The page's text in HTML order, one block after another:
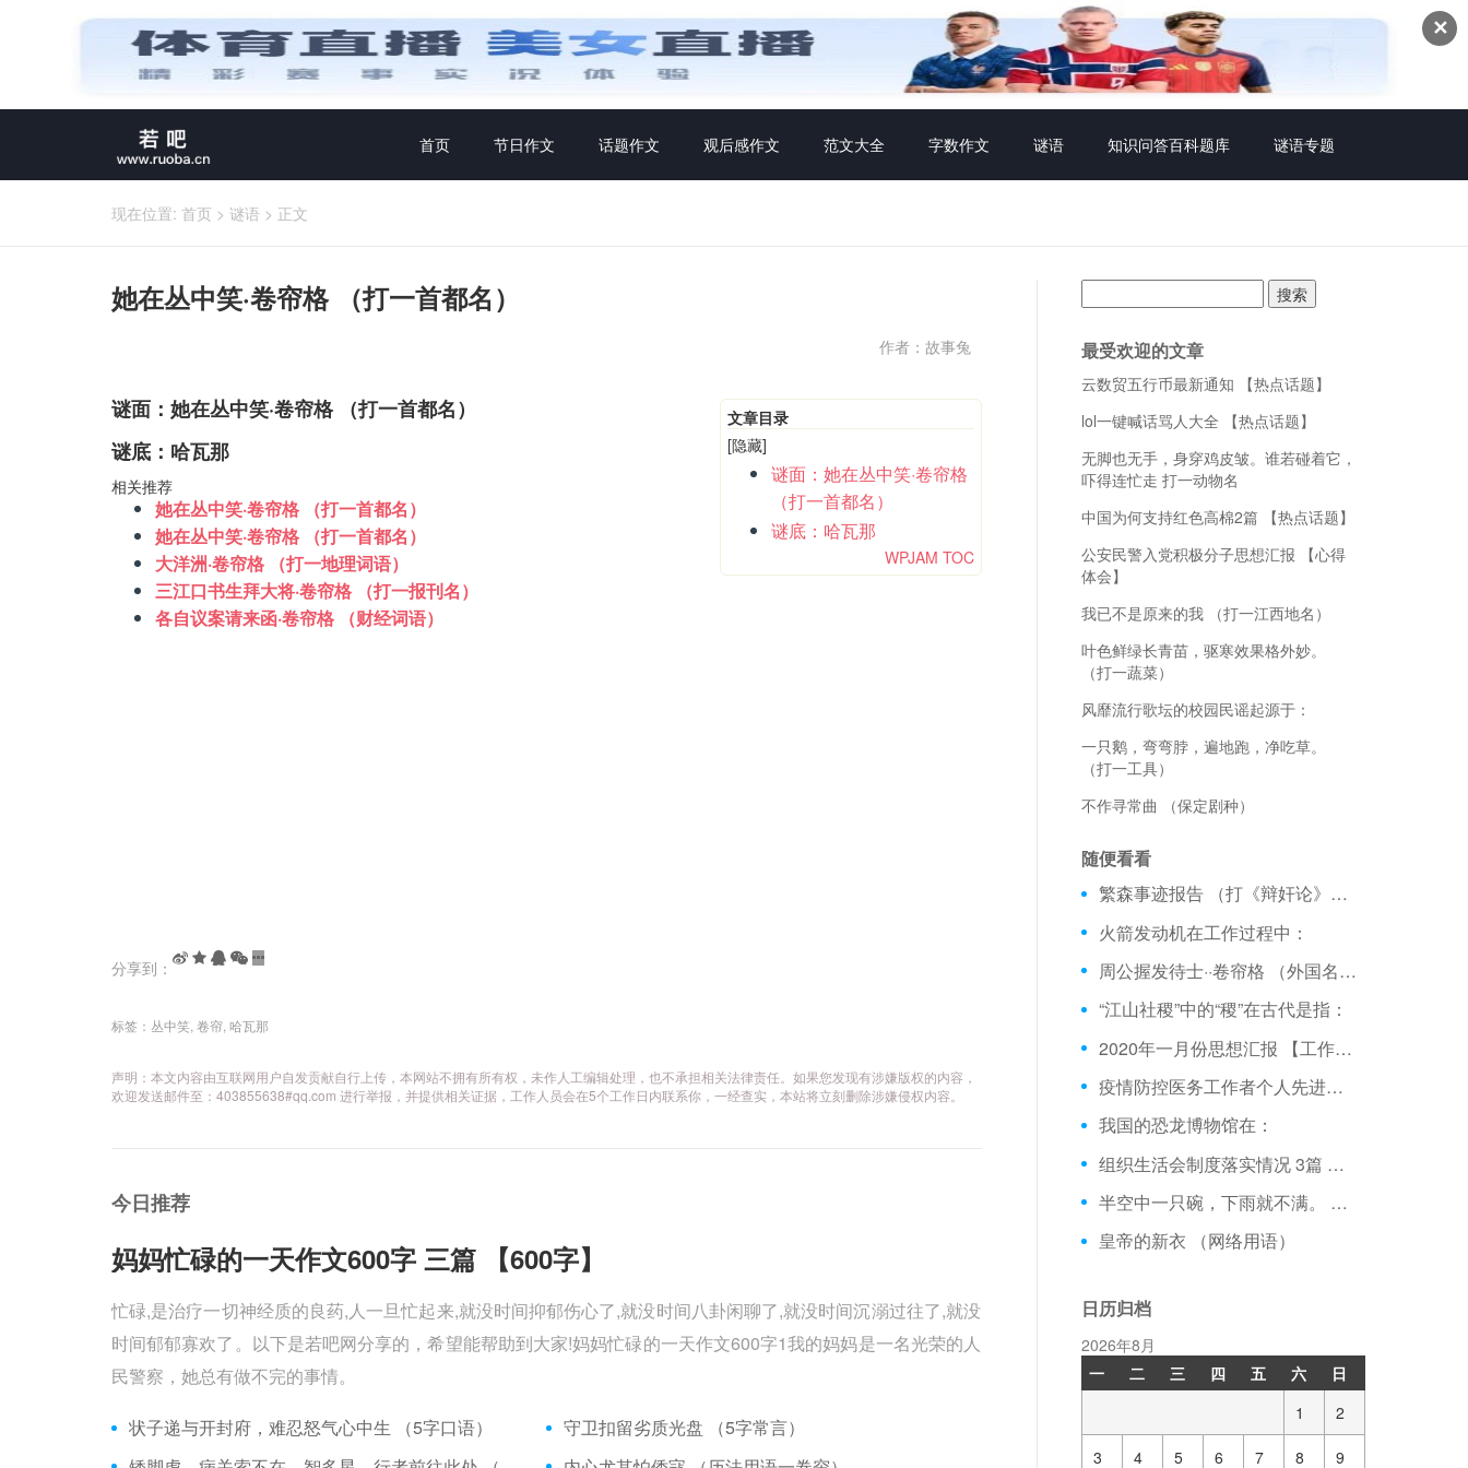
✕
首页 节日作文 话题作文 观后感作文 范文大全 字数作文 谜语 知识问答百科题库 谜语专题
现在位置: 首页 > 谜语 > 正文
她在丛中笑·卷帘格 （打一首都名）
作者：故事兔
文章目录
[隐藏]
谜面：她在丛中笑·卷帘格
（打一首都名）
谜底：哈瓦那
WPJAM TOC
谜面：她在丛中笑·卷帘格 （打一首都名）
谜底：哈瓦那
相关推荐
她在丛中笑·卷帘格 （打一首都名）
她在丛中笑·卷帘格 （打一首都名）
大洋洲·卷帘格 （打一地理词语）
三江口书生拜大将·卷帘格 （打一报刊名）
各自议案请来函·卷帘格 （财经词语）
分享到：
标签： 丛中笑 卷帘 哈瓦那
声明：本文内容由互联网用户自发贡献自行上传，本网站不拥有所有权，未作人工编辑处理，也不承担相关法律责任。如果您发现有涉嫌版权的内容，
欢迎发送邮件至：403855638#qq.com 进行举报，并提供相关证据，工作人员会在5个工作日内联系你，一经查实，本站将立刻删除涉嫌侵权内容。
今日推荐
妈妈忙碌的一天作文600字 三篇 【600字】
忙碌,是治疗一切神经质的良药,人一旦忙起来,就没时间抑郁伤心了,就没时间八卦闲聊了,就没时间沉溺过往了,就没
时间郁郁寡欢了。以下是若吧网分享的，希望能帮助到大家!妈妈忙碌的一天作文600字1我的妈妈是一名光荣的人
民警察，她总有做不完的事情。
状子递与开封府，难忍怒气心中生 （5字口语）
守卫扣留劣质光盘 （5字常言）
索：
最受欢迎的文章
云数贸五行币最新通知 【热点话题】
lol一键喊话骂人大全 【热点话题】
无脚也无手，身穿鸡皮皱。谁若碰着它，
吓得连忙走 打一动物名
中国为何支持红色高棉2篇 【热点话题】
公安民警入党积极分子思想汇报 【心得
体会】
我已不是原来的我 （打一江西地名）
叶色鲜绿长青苗，驱寒效果格外妙。
（打一蔬菜）
风靡流行歌坛的校园民谣起源于：
一只鹅，弯弯脖，遍地跑，净吃草。
（打一工具）
不作寻常曲 （保定剧种）
随便看看
繁森事迹报告 （打《辩奸论》一句）
火箭发动机在工作过程中：
周公握发待士··卷帘格 （外国名著）
“江山社稷”中的“稷”在古代是指：
2020年一月份思想汇报 【工作报告】
疫情防控医务工作者个人先进事迹3篇 【党团范文】
我国的恐龙博物馆在：
组织生活会制度落实情况 3篇 【热点话题】
半空中一只碗，下雨就不满。 （打一物）
皇帝的新衣 （网络用语）
日历归档
2026年8月
一
二 三 四 五 六
日
1
2
3 4 5 6 7 8 9